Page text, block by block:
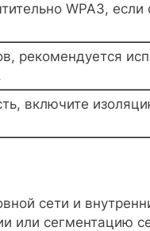
WPA3, если
рекомендуется
включите
сети и
или сегментацию